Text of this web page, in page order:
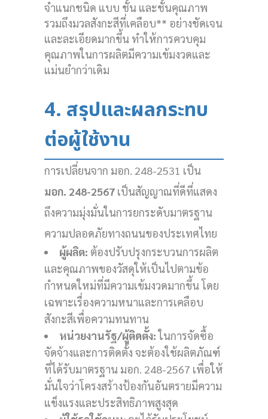
จำแนกชนิด แบบ ชั้น และชั้นคุณภาพ
รวมถึงมวลสังกะสีที่เคลือบ** อย่างชัดเจน
และละเอียดมากขึ้น ทำให้การควบคุม
คุณภาพในการผลิตมีความเข้มงวดและ
แม่นยำกว่าเดิม
4. สรุปและผลกระทบ
ต่อผู้ใช้งาน
การเปลี่ยนจาก มอก. 248-2531 เป็น
มอก. 248-2567 เป็นสัญญาณที่ดีที่แสดง
ถึงความมุ่งมั่นในการยกระดับมาตรฐาน
ความปลอดภัยทางถนนของประเทศไทย
ผู้ผลิต: ต้องปรับปรุงกระบวนการผลิต
และคุณภาพของวัสดุให้เป็นไปตามข้อ
กำหนดใหม่ที่มีความเข้มงวดมากขึ้น โดย
เฉพาะเรื่องความหนาและการเคลือบ
สังกะสีเพื่อความทนทาน
หน่วยงานรัฐ/ผู้ติดตั้ง:ในการจัดซื้อ
จัดจ้างและการติดตั้ง จะต้องใช้ผลิตภัณฑ์
ที่ได้รับมาตรฐาน มอก. 248-2567 เพื่อให้
มั่นใจว่าโครงสร้างป้องกันอันตรายมีความ
แข็งแรงและประสิทธิภาพสูงสุด